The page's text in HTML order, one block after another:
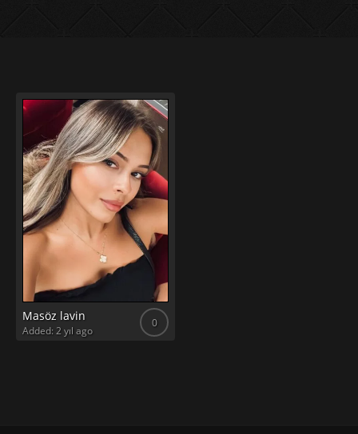
Masöz lavin 0
Added: 2 yıl ago